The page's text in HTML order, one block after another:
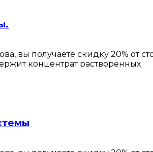
вы получаете скидку 20% от
концентрат растворенных